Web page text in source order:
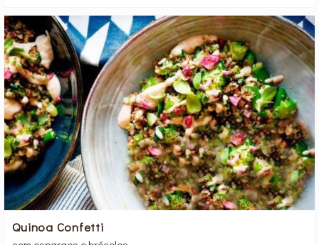
Quinoa Confetti